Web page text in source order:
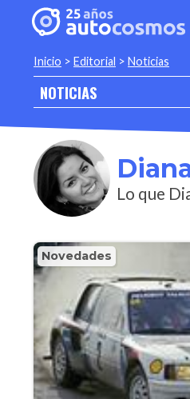
Inicio > Editorial > Noticias
NOTICIAS
Lo que
Novedades